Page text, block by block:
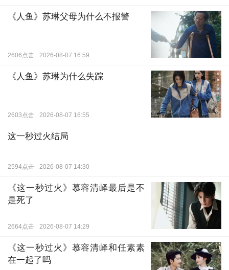
《人鱼》苏琳父母为什么不报警
2606点击 2026-08-07 16:59
《人鱼》苏琳为什么失踪
2603点击 2026-08-07 16:55
这一秒过火结局
2594点击 2026-08-07 14:30
《这一秒过火》慕容清峄最后是不
是死了
2664点击 2026-08-07 14:29
《这一秒过火》慕容清峄和任素素
在一起了吗